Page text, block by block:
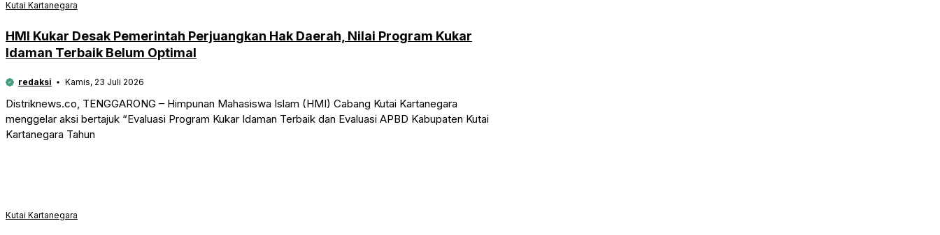
Kutai Kartanegara
HMI Kukar Desak Pemerintah Perjuangkan Hak Daerah, Nilai Program Kukar
Idaman Terbaik Belum Optimal
redaksi Kamis, 23 Juli 2026
Distriknews.co, TENGGARONG – Himpunan Mahasiswa Islam (HMI) Cabang Kutai Kartanegara
menggelar aksi bertajuk “Evaluasi Program Kukar Idaman Terbaik dan Evaluasi APBD Kabupaten Kutai
Kartanegara Tahun
Kutai Kartanegara